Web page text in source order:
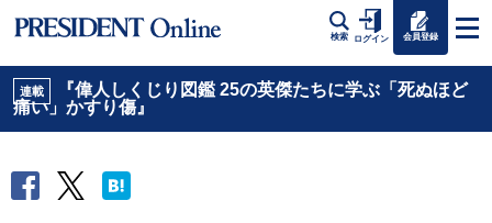
検索 ログイン 会員登録
連載
『偉人しくじり図鑑 25の英傑たちに学ぶ「死ぬほど
痛い」かすり傷』